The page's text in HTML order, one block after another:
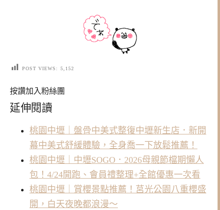
POST VIEWS: 5,152
按讚加入粉絲團
延伸閱讀
桃園中壢｜盤骨中美式整復中壢新生店．新開
幕中美式舒緩體驗，全身喬一下放鬆推薦！
桃園中壢｜中壢SOGO．2026母親節檔期懶人
包！4/24開跑、會員禮整理+全館優惠一次看
桃園中壢｜賞櫻景點推薦！莒光公園八重櫻盛
開，白天夜晚都浪漫～